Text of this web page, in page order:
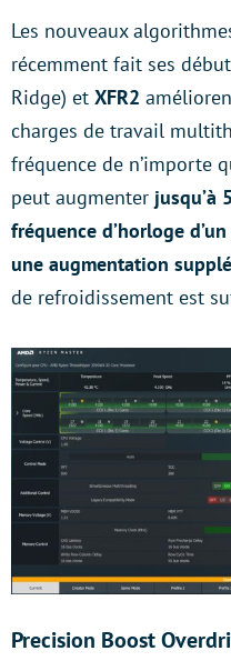
Les nouveaux
récemment fait ses
Ridge) et XFR2
charges de travail
fréquence de n’importe
peut augmenter jusqu’à
fréquence d’horloge
une augmentation
de refroidissement est
Precision Boost